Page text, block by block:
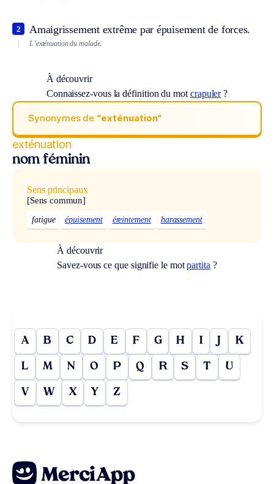
Amaigrissement extrême par épuisement de forces.
2
L’exténuation du malade.
À découvrir
Connaissez-vous la définition du mot crapuler?
Synonymes de “exténuation“
exténuation
nom féminin
Sens principaux
[Sens commun]
fatigue épuisement éreintement harassement
À découvrir
Savez-vous ce que signifie le motpartita ?
A B C D E F G H I J K
L M N O P Q R S T U
V W X Y Z